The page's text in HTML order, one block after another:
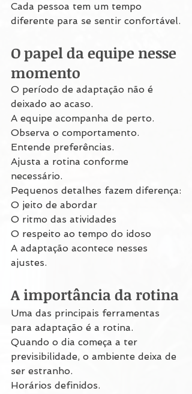
Cada pessoa tem um tempo
diferente para se sentir confortável.
O papel da equipe nesse
momento
O período de adaptação não é
deixado ao acaso.
A equipe acompanha de perto.
Observa o comportamento.
Entende preferências.
Ajusta a rotina conforme
necessário.
Pequenos detalhes fazem diferença:
O jeito de abordar
O ritmo das atividades
O respeito ao tempo do idoso
A adaptação acontece nesses
ajustes.
A importância da rotina
Uma das principais ferramentas
para adaptação é a rotina.
Quando o dia começa a ter
previsibilidade, o ambiente deixa de
ser estranho.
Horários definidos.